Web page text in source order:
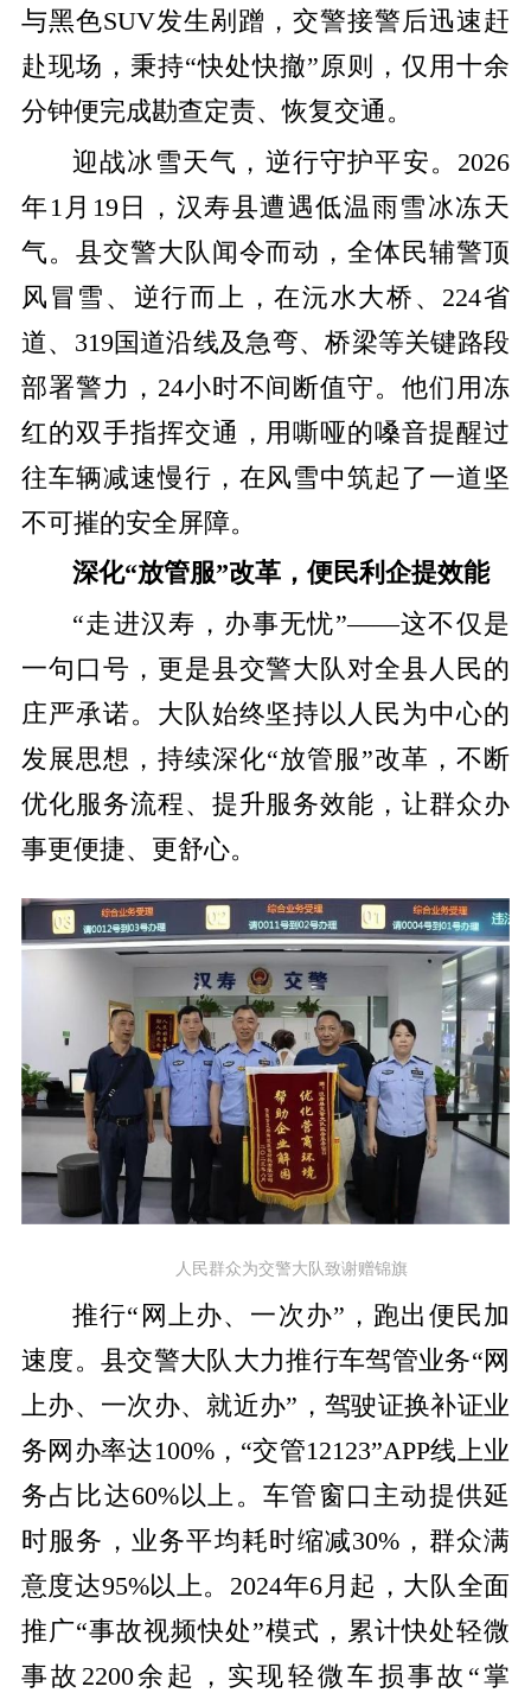
与黑色SUV发生剐蹭，交警接警后迅速赶
赴现场，秉持“快处快撤”原则，仅用十余
分钟便完成勘查定责、恢复交通。
迎战冰雪天气，逆行守护平安。 2026
年1月19日，汉寿县遭遇低温雨雪冰冻天
气。县交警大队闻令而动，全体民辅警顶
风冒雪、逆行而上，在沅水大桥、224省
道、319国道沿线及急弯、桥梁等关键路段
部署警力，24小时不间断值守。他们用冻
红的双手指挥交通，用嘶哑的嗓音提醒过
往车辆减速慢行，在风雪中筑起了一道坚
不可摧的安全屏障。
深化“放管服”改革，便民利企提效能
“走进汉寿，办事无忧”——这不仅是
一句口号，更是县交警大队对全县人民的
庄严承诺。大队始终坚持以人民为中心的
发展思想，持续深化“放管服”改革，不断
优化服务流程、提升服务效能，让群众办
事更便捷、更舒心。
人民群众为交警大队致谢赠锦旗
推行“网上办、一次办”，跑出便民加
速度。 县交警大队大力推行车驾管业务“网
上办、一次办、就近办”，驾驶证换补证业
务网办率达100%，“交管12123”APP线上业
务占比达60%以上 。车管窗口主动提供延
时服务，业务平均耗时缩减30%，群众满
意度达95%以上。 2024年6月起，大队全面
推广“事故视频快处”模式，累计快处轻微
事故2200余起，实现轻微车损事故“掌